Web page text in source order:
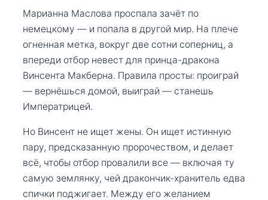
Марианна Маслова проспала зачёт по
немецкому — и попала в другой мир. На плече
огненная метка, вокруг две сотни соперниц, а
впереди отбор невест для принца-дракона
Винсента Макберна. Правила просты: проиграй
— вернёшься домой, выиграй — станешь
Императрицей.
Но Винсент не ищет жены. Он ищет истинную
пару, предсказанную пророчеством, и делает
всё, чтобы отбор провалили все — включая ту
самую землянку, чей дракончик-хранитель едва
спички поджигает. Между его желанием